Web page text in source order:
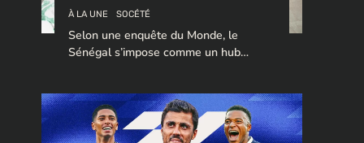
À LA UNE SOCÉTÉ
Selon une enquête du Monde, le
Sénégal s’impose comme un hub